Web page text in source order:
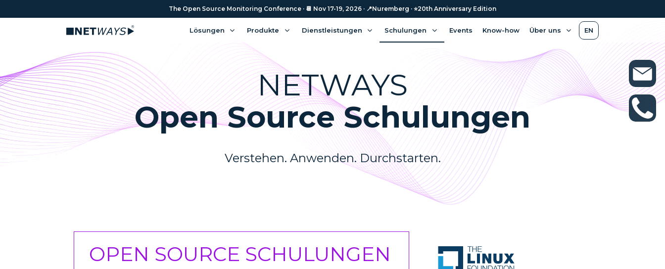
The Open Source Monitoring Conference · 📆 Nov 17-19, 2026 · 📍Nuremberg · ⭐️20th Anniversary Edition
Lösungen Produkte Dienstleistungen Schulungen Events Know-how Über uns EN
NETWAYS
Open Source Schulungen
Verstehen. Anwenden. Durchstarten.
OPEN SOURCE SCHULUNGEN